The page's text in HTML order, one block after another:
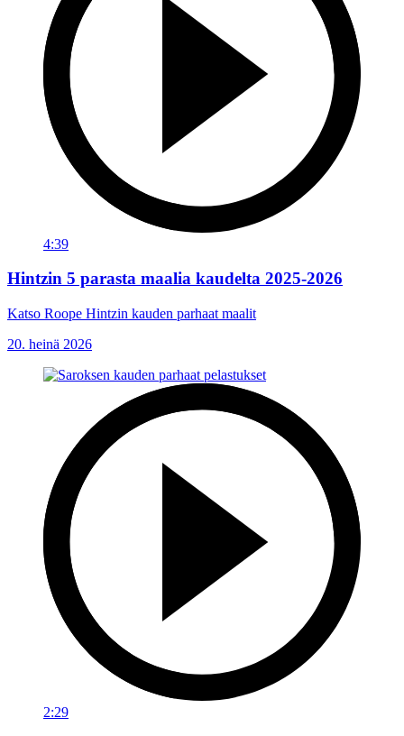
4:39
Hintzin 5 parasta maalia kaudelta 2025-2026
Katso Roope Hintzin kauden parhaat maalit
20. heinä 2026
2:29